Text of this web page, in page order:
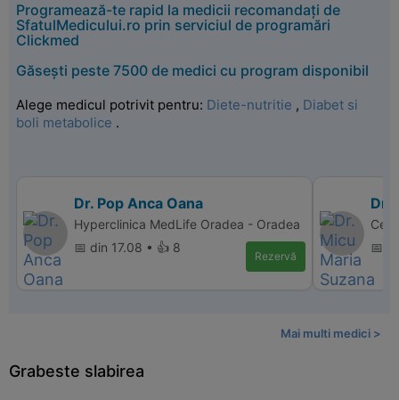
Programează-te rapid la medicii recomandați de
SfatulMedicului.ro prin serviciul de programări
Clickmed
Găsești peste 7500 de medici cu program disponibil
Alege medicul potrivit pentru: Diete-nutritie , Diabet si
boli metabolice .
Dr. Pop Anca Oana
Hyperclinica MedLife Oradea - Oradea
📅 din 17.08 • 👍 8
Rezervă
Dr.
📅
Mai multi medici >
Grabeste slabirea